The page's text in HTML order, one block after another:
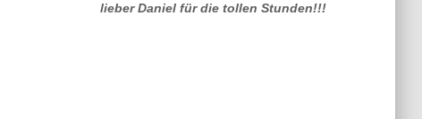
lieber Daniel für die tollen Stunden!!!